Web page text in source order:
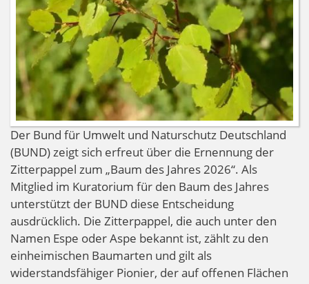
Der Bund für Umwelt und Naturschutz Deutschland
(BUND) zeigt sich erfreut über die Ernennung der
Zitterpappel zum „Baum des Jahres 2026“. Als
Mitglied im Kuratorium für den Baum des Jahres
unterstützt der BUND diese Entscheidung
ausdrücklich. Die Zitterpappel, die auch unter den
Namen Espe oder Aspe bekannt ist, zählt zu den
einheimischen Baumarten und gilt als
widerstandsfähiger Pionier, der auf offenen Flächen